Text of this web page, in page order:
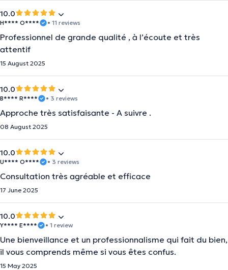
10.0
H**** O**** • 11 reviews
Professionnel de grande qualité , à l’écoute et très
attentif
15 August 2025
10.0
B**** R**** • 3 reviews
Approche très satisfaisante - A suivre .
08 August 2025
10.0
U**** O**** • 3 reviews
Consultation très agréable et efficace
17 June 2025
10.0
Y**** E**** • 1 review
Une bienveillance et un professionnalisme qui fait du bien,
il vous comprends même si vous êtes confus.
15 May 2025